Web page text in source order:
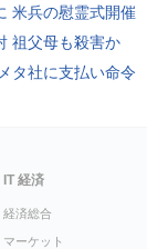
米兵の慰霊式開催
祖父母も殺害か
タ社に支払い命令
IT 経済
経済総合
マーケット